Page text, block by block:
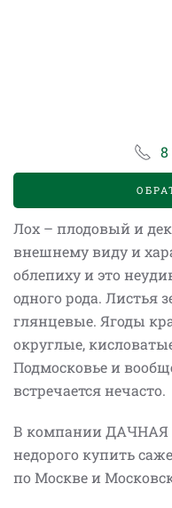
8
Лох – плодовый и
внешнему виду и
облепиху и это
одного рода. Листья
глянцевые. Ягоды
округлые,
Подмосковье и
встречается нечасто.
В компании
недорого купить
по Москве и